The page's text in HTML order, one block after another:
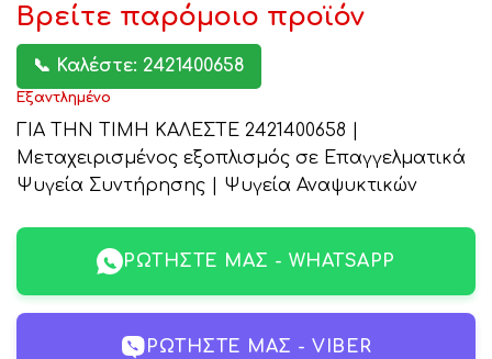
Βρείτε παρόμοιο προϊόν
📞 Καλέστε: 2421400658
Εξαντλημένο
ΓΙΑ ΤΗΝ ΤΙΜΗ ΚΑΛΕΣΤΕ 2421400658 |
Μεταχειρισμένος εξοπλισμός σε Επαγγελματικά
Ψυγεία Συντήρησης | Ψυγεία Αναψυκτικών
ΡΩΤΉΣΤΕ ΜΑΣ - WHATSAPP
ΡΩΤΉΣΤΕ ΜΑΣ - VIBER